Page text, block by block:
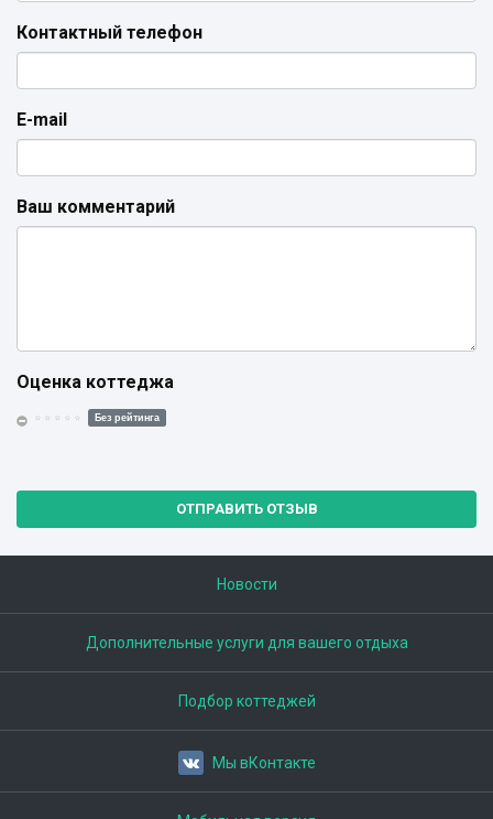
Контактный телефон
E-mail
Ваш комментарий
Оценка коттеджа
Без рейтинга
ОТПРАВИТЬ ОТЗЫВ
Новости
Дополнительные услуги для вашего отдыха
Подбор коттеджей
Мы вКонтакте